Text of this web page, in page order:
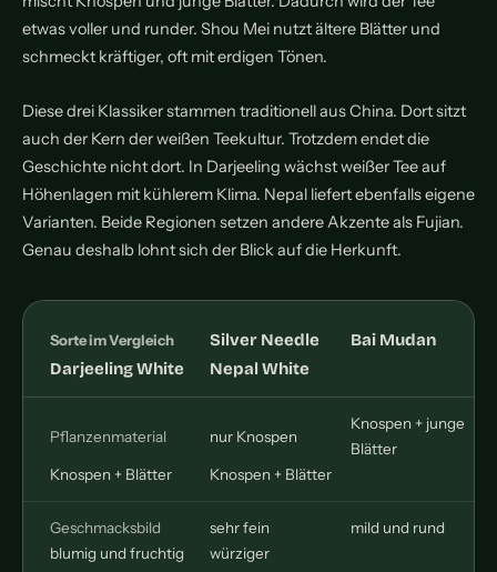
etwas voller und runder. Shou Mei nutzt ältere Blätter und
schmeckt kräftiger, oft mit erdigen Tönen.
Diese drei Klassiker stammen traditionell aus China. Dort sitzt
auch der Kern der weißen Teekultur. Trotzdem endet die
Geschichte nicht dort. In Darjeeling wächst weißer Tee auf
Höhenlagen mit kühlerem Klima. Nepal liefert ebenfalls eigene
Varianten. Beide Regionen setzen andere Akzente als Fujian.
Genau deshalb lohnt sich der Blick auf die Herkunft.
Sorte im Vergleich Silver Needle Bai Mudan
Darjeeling White
Nepal White
Pflanzenmaterial nur Knospen
Knospen + junge
Blätter
Knospen + Blätter Knospen + Blätter
Geschmacksbild sehr fein mild und rund
blumig und fruchtig
würziger